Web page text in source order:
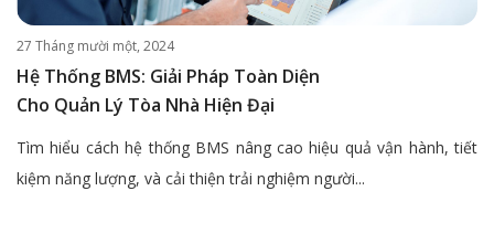
27 Tháng mười một, 2024
Hệ Thống BMS: Giải Pháp Toàn Diện
Cho Quản Lý Tòa Nhà Hiện Đại
Tìm hiểu cách hệ thống BMS nâng cao hiệu quả vận hành, tiết
kiệm năng lượng, và cải thiện trải nghiệm người...